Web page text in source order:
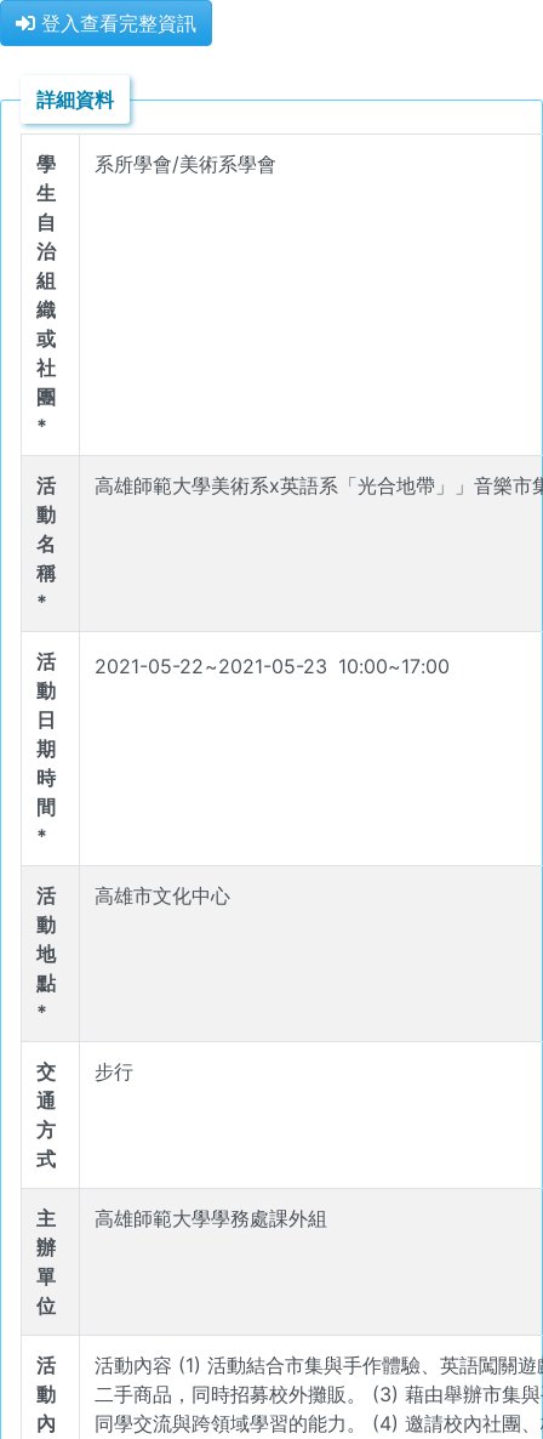
登入查看完整資訊
詳細資料
學
生
自
治
組
織
或
社
團
*
系所學會/美術系學會
活
動
名
稱
*
高雄師範大學美術系x英語系「光合地帶」」音樂市
活
動
日
期
時
間
*
2021-05-22~2021-05-23 10:00~17:00
活
動
地
點
*
高雄市文化中心
交
通
方
式
步行
主
辦
單
位
高雄師範大學學務處課外組
活
動
內
活動內容 (1) 活動結合市集與手作體驗、英語闖關
二手商品，同時招募校外攤販。 (3) 藉由舉辦市集
同學交流與跨領域學習的能力。 (4) 邀請校內社團